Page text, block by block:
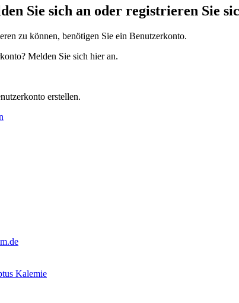
Sie sich an oder registrieren Sie
zu können, benötigen Sie ein Benutzerkonto.
Melden Sie sich hier an.
erstellen.
Kalemie